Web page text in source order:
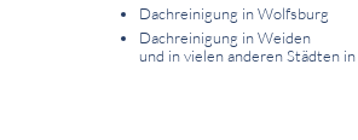
Dachreinigung in Wolfsburg
Dachreinigung in Weiden
und in vielen anderen Städten in